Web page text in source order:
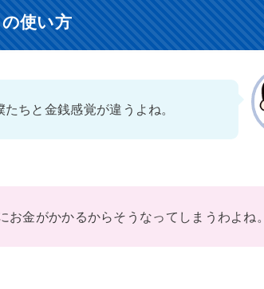
使い方
ちと金銭感覚が違うよね。
お金がかかるからそうなってしまうわよね。